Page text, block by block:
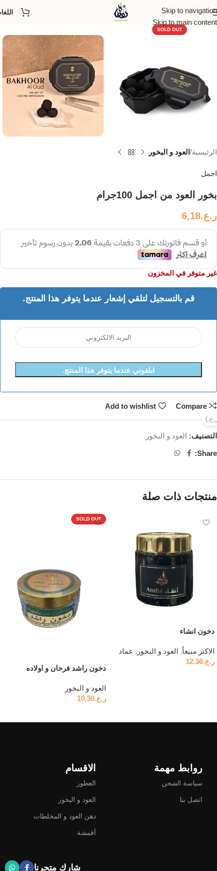
Skip to navigation
Skip to main content
SOLD OUT
الرئيسية العود و البخور
اجمل
بخور العود من اجمل 100جرام
ر.ع.6,18
غير متوفر في المخزون
قم بالتسجيل لتلقي إشعار عندما يتوفر هذا المنتج.
ابلغوني عندما يتوفر هذا المنتج.
Compare
Add to wishlist
التصنيف: العود و البخور
Share:
منتجات ذات صلة
دخون انشاء
الاكثر مبيعاً, العود و البخور , عماد
ر.ع.12,36
SOLD OUT
دخون راشد فرحان و اولاده
العود و البخور
ر.ع.10,30
روابط مهمة
سياسة الشحن
اتصل بنا
الاقسام
العطور
العود و البخور
دهن العود و المخلطات
أقمشة
شارك متجرنا